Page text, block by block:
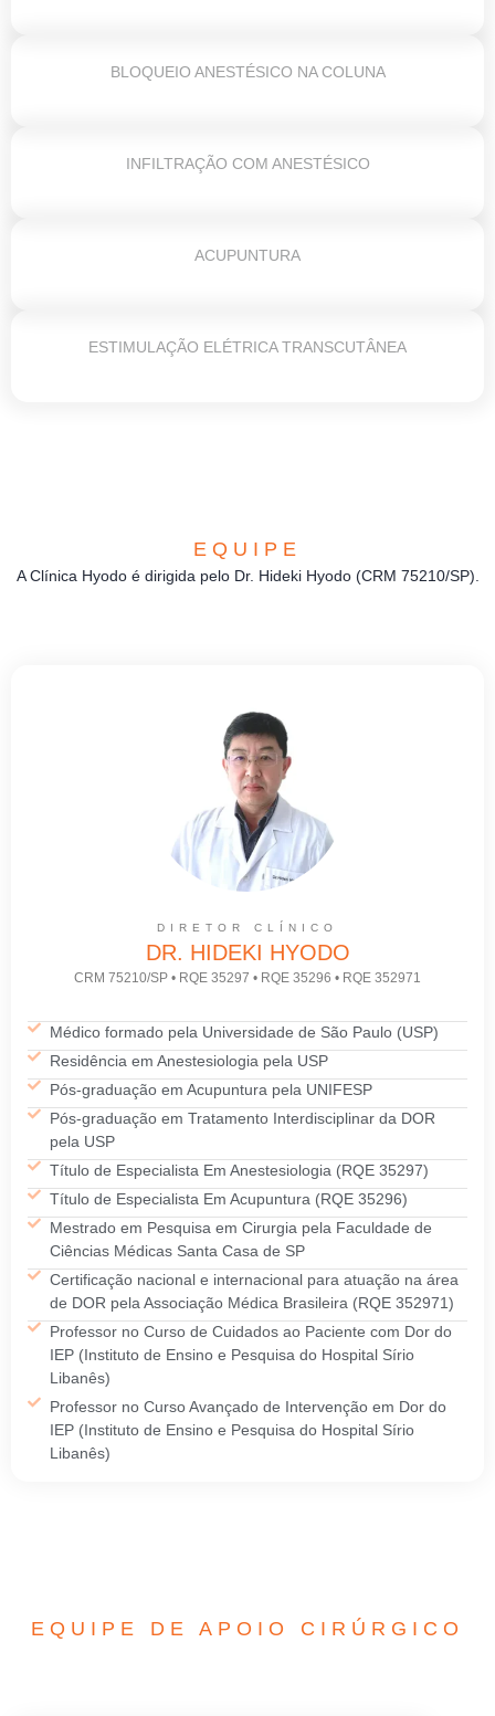
BLOQUEIO ANESTÉSICO NA COLUNA
INFILTRAÇÃO COM ANESTÉSICO
ACUPUNTURA
ESTIMULAÇÃO ELÉTRICA TRANSCUTÂNEA
EQUIPE
A Clínica Hyodo é dirigida pelo Dr. Hideki Hyodo (CRM 75210/SP).
DIRETOR CLÍNICO
DR. HIDEKI HYODO
CRM 75210/SP • RQE 35297 • RQE 35296 • RQE 352971
Médico formado pela Universidade de São Paulo (USP)
Residência em Anestesiologia pela USP
Pós-graduação em Acupuntura pela UNIFESP
Pós-graduação em Tratamento Interdisciplinar da DOR
pela USP
Título de Especialista Em Anestesiologia (RQE 35297)
Título de Especialista Em Acupuntura (RQE 35296)
Mestrado em Pesquisa em Cirurgia pela Faculdade de
Ciências Médicas Santa Casa de SP
Certificação nacional e internacional para atuação na área
de DOR pela Associação Médica Brasileira (RQE 352971)
Professor no Curso de Cuidados ao Paciente com Dor do
IEP (Instituto de Ensino e Pesquisa do Hospital Sírio
Libanês)
Professor no Curso Avançado de Intervenção em Dor do
IEP (Instituto de Ensino e Pesquisa do Hospital Sírio
Libanês)
EQUIPE DE APOIO CIRÚRGICO